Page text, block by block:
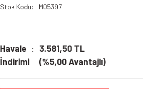
Stok Kodu M05397
Havale
İndirimi
3.581,50 TL
(%5,00 Avantajlı)